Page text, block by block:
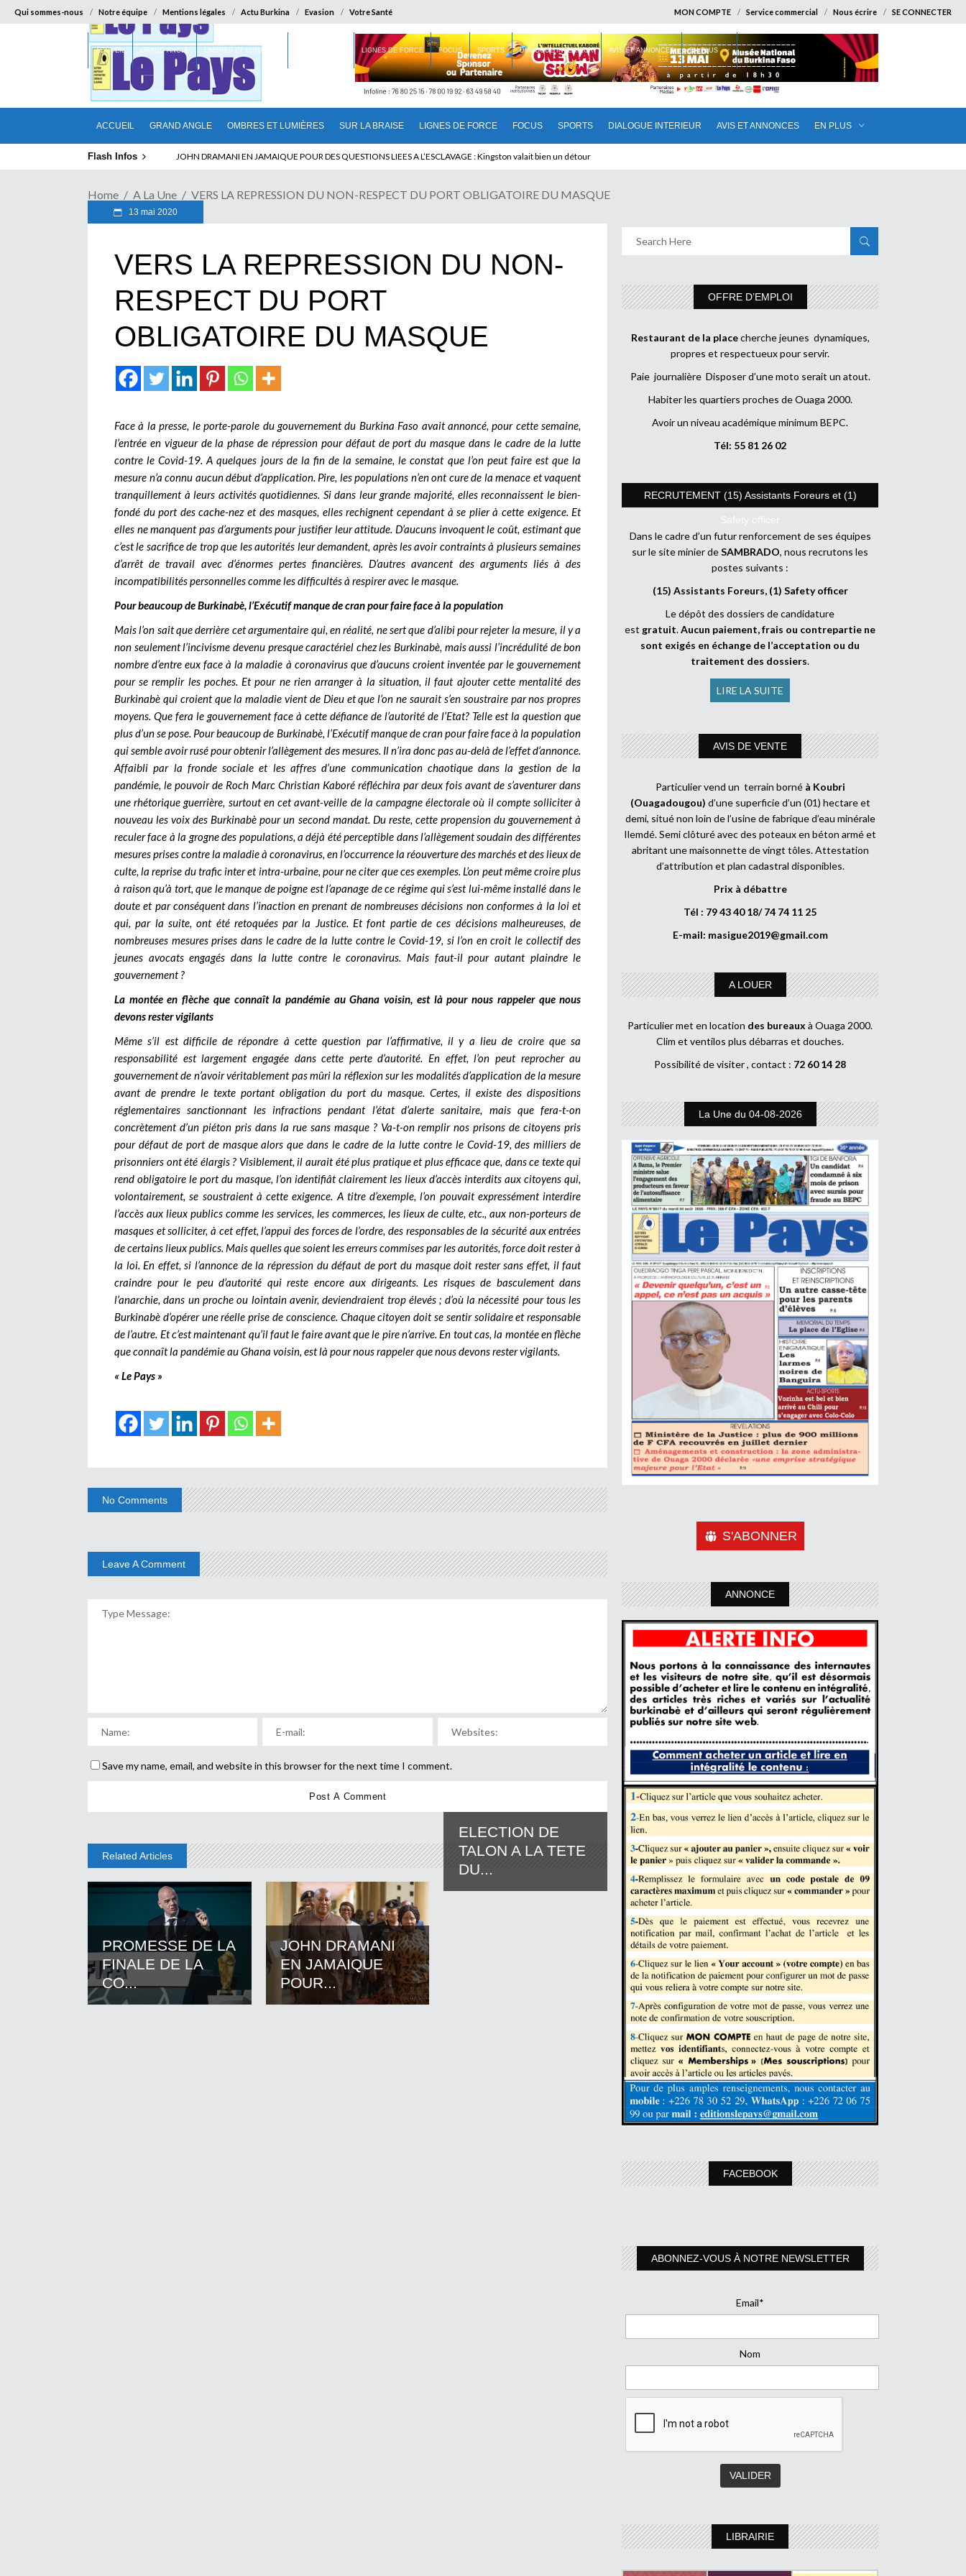
Qui sommes-nous Notre équipe Mentions légales Actu Burkina Evasion Votre Santé MON COMPTE Service commercial Nous écrire SE CONNECTER
ACCUEIL GRAND ANGLE OMBRES ET LUMIÈRES SUR LA BRAISE LIGNES DE FORCE FOCUS SPORTS DIALOGUE INTERIEUR AVIS ET ANNONCES EN PLUS
ACCUEIL GRAND ANGLE OMBRES ET LUMIÈRES LIGNES DE FORCE FOCUS SPORTS DIALOGUE INTERIEUR AVIS ET ANNONCES EN PLUS
Flash Infos ELECTION DE TALON A LA TETE DU SENAT BENINOIS : Quand Patrice quitte le pouvoir sans partir !
Home A La Une VERS LA REPRESSION DU NON-RESPECT DU PORT OBLIGATOIRE DU MASQUE
13 mai 2020
VERS LA REPRESSION DU NON-
RESPECT DU PORT
OBLIGATOIRE DU MASQUE
Face à la presse, le porte-parole du gouvernement du Burkina Faso avait annoncé, pour cette semaine,
l’entrée en vigueur de la phase de répression pour défaut de port du masque dans le cadre de la lutte
contre le Covid-19. A quelques jours de la fin de la semaine, le constat que l’on peut faire est que la
mesure n’a connu aucun début d’application. Pire, les populations n’en ont cure de la menace et vaquent
tranquillement à leurs activités quotidiennes. Si dans leur grande majorité, elles reconnaissent le bien-
fondé du port des cache-nez et des masques, elles rechignent cependant à se plier à cette exigence. Et
elles ne manquent pas d’arguments pour justifier leur attitude. D’aucuns invoquent le coût, estimant que
c’est le sacrifice de trop que les autorités leur demandent, après les avoir contraints à plusieurs semaines
d’arrêt de travail avec d’énormes pertes financières. D’autres avancent des arguments liés à des
incompatibilités personnelles comme les difficultés à respirer avec le masque.
Pour beaucoup de Burkinabè, l’Exécutif manque de cran pour faire face à la population
Mais l’on sait que derrière cet argumentaire qui, en réalité, ne sert que d’alibi pour rejeter la mesure, il y a
non seulement l’incivisme devenu presque caractériel chez les Burkinabè, mais aussi l’incrédulité de bon
nombre d’entre eux face à la maladie à coronavirus que d’aucuns croient inventée par le gouvernement
pour se remplir les poches. Et pour ne rien arranger à la situation, il faut ajouter cette mentalité des
Burkinabè qui croient que la maladie vient de Dieu et que l’on ne saurait s’en soustraire par nos propres
moyens. Que fera le gouvernement face à cette défiance de l’autorité de l’Etat? Telle est la question que
plus d’un se pose. Pour beaucoup de Burkinabè, l’Exécutif manque de cran pour faire face à la population
qui semble avoir rusé pour obtenir l’allègement des mesures. Il n’ira donc pas au-delà de l’effet d’annonce.
Affaibli par la fronde sociale et les affres d’une communication chaotique dans la gestion de la
pandémie, le pouvoir de Roch Marc Christian Kaboré réfléchira par deux fois avant de s’aventurer dans
une rhétorique guerrière, surtout en cet avant-veille de la campagne électorale où il compte solliciter à
nouveau les voix des Burkinabè pour un second mandat. Du reste, cette propension du gouvernement à
reculer face à la grogne des populations, a déjà été perceptible dans l’allègement soudain des différentes
mesures prises contre la maladie à coronavirus, en l’occurrence la réouverture des marchés et des lieux de
culte, la reprise du trafic inter et intra-urbaine, pour ne citer que ces exemples. L’on peut même croire plus
à raison qu’à tort, que le manque de poigne est l’apanage de ce régime qui s’est lui-même installé dans le
doute et par conséquent dans l’inaction en prenant de nombreuses décisions non conformes à la loi et
qui, par la suite, ont été retoquées par la Justice. Et font partie de ces décisions malheureuses, de
nombreuses mesures prises dans le cadre de la lutte contre le Covid-19, si l’on en croit le collectif des
jeunes avocats engagés dans la lutte contre le coronavirus. Mais faut-il pour autant plaindre le
gouvernement ?
La montée en flèche que connaît la pandémie au Ghana voisin, est là pour nous rappeler que nous
devons rester vigilants
Même s’il est difficile de répondre à cette question par l’affirmative, il y a lieu de croire que sa
responsabilité est largement engagée dans cette perte d’autorité. En effet, l’on peut reprocher au
gouvernement de n’avoir véritablement pas mûri la réflexion sur les modalités d’application de la mesure
avant de prendre le texte portant obligation du port du masque. Certes, il existe des dispositions
réglementaires sanctionnant les infractions pendant l’état d’alerte sanitaire, mais que fera-t-on
concrètement d’un piéton pris dans la rue sans masque ? Va-t-on remplir nos prisons de citoyens pris
pour défaut de port de masque alors que dans le cadre de la lutte contre le Covid-19, des milliers de
prisonniers ont été élargis ? Visiblement, il aurait été plus pratique et plus efficace que, dans ce texte qui
rend obligatoire le port du masque, l’on identifiât clairement les lieux d’accès interdits aux citoyens qui,
volontairement, se soustraient à cette exigence. A titre d’exemple, l’on pouvait expressément interdire
l’accès aux lieux publics comme les services, les commerces, les lieux de culte, etc., aux non-porteurs de
masques et solliciter, à cet effet, l’appui des forces de l’ordre, des responsables de la sécurité aux entrées
de certains lieux publics. Mais quelles que soient les erreurs commises par les autorités, force doit rester à
la loi. En effet, si l’annonce de la répression du défaut de port du masque doit rester sans effet, il faut
craindre pour le peu d’autorité qui reste encore aux dirigeants. Les risques de basculement dans
l’anarchie, dans un proche ou lointain avenir, deviendraient trop élevés ; d’où la nécessité pour tous les
Burkinabè d’opérer une réelle prise de conscience. Chaque citoyen doit se sentir solidaire et responsable
de l’autre. Et c’est maintenant qu’il faut le faire avant que le pire n’arrive. En tout cas, la montée en flèche
que connaît la pandémie au Ghana voisin, est là pour nous rappeler que nous devons rester vigilants.
« Le Pays »
No Comments
Leave A Comment
Save my name, email, and website in this browser for the next time I comment.
Related Articles
PROMESSE DE LA
FINALE DE LA
CO...
JOHN DRAMANI
EN JAMAIQUE
POUR...
ELECTION DE
TALON A LA TETE
DU...
OFFRE D’EMPLOI
Restaurant de la placecherche jeunes dynamiques,
propres et respectueux pour servir.
Paie journalière Disposer d’une moto serait un atout.
Habiter les quartiers proches de Ouaga 2000.
Avoir un niveau académique minimum BEPC.
Tél: 55 81 26 02
RECRUTEMENT (15) Assistants Foreurs et (1)
Safety officer
Dans le cadre d’un futur renforcement de ses équipes
sur le site minier deSAMBRADO, nous recrutons les
postes suivants :
(15) Assistants Foreurs, (1) Safety officer
Le dépôt des dossiers de candidature
est gratuit.Aucun paiement, frais ou contrepartie ne
sont exigés en échange de l’acceptation ou du
traitement des dossiers.
LIRE LA SUITE
AVIS DE VENTE
Particulier vend un terrain borné à Koubri
(Ouagadougou) d’une superficie d’un (01) hectare et
demi, situé non loin de l’usine de fabrique d’eau minérale
Ilemdé. Semi clôturé avec des poteaux en béton armé et
abritant une maisonnette de vingt tôles. Attestation
d’attribution et plan cadastral disponibles.
Prix à débattre
Tél : 79 43 40 18/ 74 74 11 25
E-mail: masigue2019@gmail.com
A LOUER
Particulier met en location des bureaux à Ouaga 2000.
Clim et ventilos plus débarras et douches.
Possibilité de visiter , contact : 72 60 14 28
La Une du 04-08-2026
S'ABONNER
ANNONCE
FACEBOOK
ABONNEZ-VOUS À NOTRE NEWSLETTER
Email*
Nom
LIBRAIRIE